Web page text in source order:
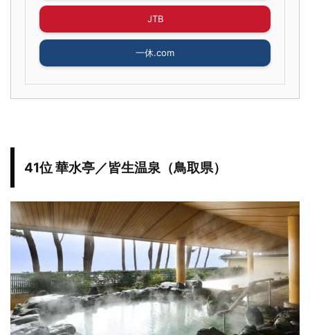
JTB
一休.com
41位 華水亭／皆生温泉（鳥取県）